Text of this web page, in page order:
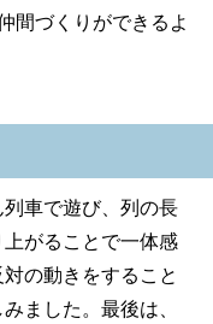
間づくりができるよ
車で遊び、列の長
がることで一体感
の動きをすること
ました。最後は、